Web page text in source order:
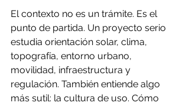
El contexto no es un trámite. Es el
punto de partida. Un proyecto serio
estudia orientación solar, clima,
topografía, entorno urbano,
movilidad, infraestructura y
regulación. También entiende algo
más sutil: la cultura de uso. Cómo